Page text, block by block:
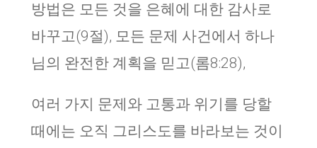
방법은 모든 것을 은혜에 대한 감사로
바꾸고(9절), 모든 문제 사건에서 하나
님의 완전한 계획을 믿고(롬8:28),
여러 가지 문제와 고통과 위기를 당할
때에는 오직 그리스도를 바라보는 것이